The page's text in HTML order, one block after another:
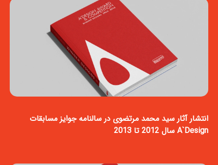
انتشار آثار سید محمد مرتضوی در سالنامه جوایز مسابقات
A`Design سال 2012 تا 2013